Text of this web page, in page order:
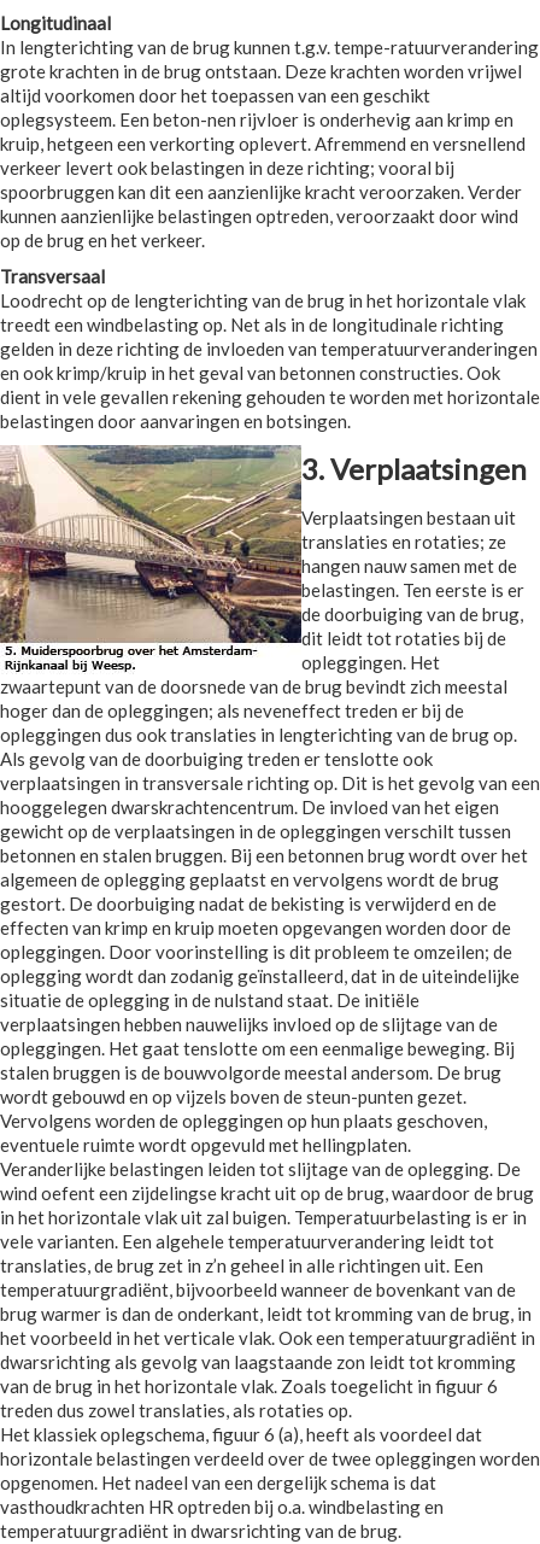
Longitudinaal
In lengterichting van de brug kunnen t.g.v. tempe-ratuurverandering
grote krachten in de brug ontstaan. Deze krachten worden vrijwel
altijd voorkomen door het toepassen van een geschikt
oplegsysteem. Een beton-nen rijvloer is onderhevig aan krimp en
kruip, hetgeen een verkorting oplevert. Afremmend en versnellend
verkeer levert ook belastingen in deze richting; vooral bij
spoorbruggen kan dit een aanzienlijke kracht veroorzaken. Verder
kunnen aanzienlijke belastingen optreden, veroorzaakt door wind
op de brug en het verkeer.
Transversaal
Loodrecht op de lengterichting van de brug in het horizontale vlak
treedt een windbelasting op. Net als in de longitudinale richting
gelden in deze richting de invloeden van temperatuurveranderingen
en ook krimp/kruip in het geval van betonnen constructies. Ook
dient in vele gevallen rekening gehouden te worden met horizontale
belastingen door aanvaringen en botsingen.
3. Verplaatsingen
Verplaatsingen bestaan uit
translaties en rotaties; ze
hangen nauw samen met de
belastingen. Ten eerste is er
de doorbuiging van de brug,
dit leidt tot rotaties bij de
opleggingen. Het
zwaartepunt van de doorsnede van de brug bevindt zich meestal
hoger dan de opleggingen; als neveneffect treden er bij de
opleggingen dus ook translaties in lengterichting van de brug op.
Als gevolg van de doorbuiging treden er tenslotte ook
verplaatsingen in transversale richting op. Dit is het gevolg van een
hooggelegen dwarskrachtencentrum. De invloed van het eigen
gewicht op de verplaatsingen in de opleggingen verschilt tussen
betonnen en stalen bruggen. Bij een betonnen brug wordt over het
algemeen de oplegging geplaatst en vervolgens wordt de brug
gestort. De doorbuiging nadat de bekisting is verwijderd en de
effecten van krimp en kruip moeten opgevangen worden door de
opleggingen. Door voorinstelling is dit probleem te omzeilen; de
oplegging wordt dan zodanig geïnstalleerd, dat in de uiteindelijke
situatie de oplegging in de nulstand staat. De initiële
verplaatsingen hebben nauwelijks invloed op de slijtage van de
opleggingen. Het gaat tenslotte om een eenmalige beweging. Bij
stalen bruggen is de bouwvolgorde meestal andersom. De brug
wordt gebouwd en op vijzels boven de steun-punten gezet.
Vervolgens worden de opleggingen op hun plaats geschoven,
eventuele ruimte wordt opgevuld met hellingplaten.
Veranderlijke belastingen leiden tot slijtage van de oplegging. De
wind oefent een zijdelingse kracht uit op de brug, waardoor de brug
in het horizontale vlak uit zal buigen. Temperatuurbelasting is er in
vele varianten. Een algehele temperatuurverandering leidt tot
translaties, de brug zet in z’n geheel in alle richtingen uit. Een
temperatuurgradiënt, bijvoorbeeld wanneer de bovenkant van de
brug warmer is dan de onderkant, leidt tot kromming van de brug, in
het voorbeeld in het verticale vlak. Ook een temperatuurgradiënt in
dwarsrichting als gevolg van laagstaande zon leidt tot kromming
van de brug in het horizontale vlak. Zoals toegelicht in figuur 6
treden dus zowel translaties, als rotaties op.
Het klassiek oplegschema, figuur 6 (a), heeft als voordeel dat
horizontale belastingen verdeeld over de twee opleggingen worden
opgenomen. Het nadeel van een dergelijk schema is dat
vasthoudkrachten HR optreden bij o.a. windbelasting en
temperatuurgradiënt in dwarsrichting van de brug.